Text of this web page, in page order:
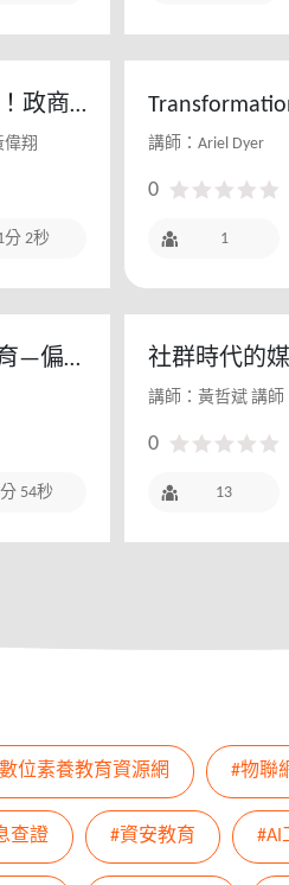
政商
何從
翔
分 2秒
Library
講師：Ariel Dyer
0
1
—偏
111教
54秒
社群時代的
111教師研習(
講師：黃哲斌 講師
0
13
位素養教育資源網 #物聯
查證 #資安教育 #AI